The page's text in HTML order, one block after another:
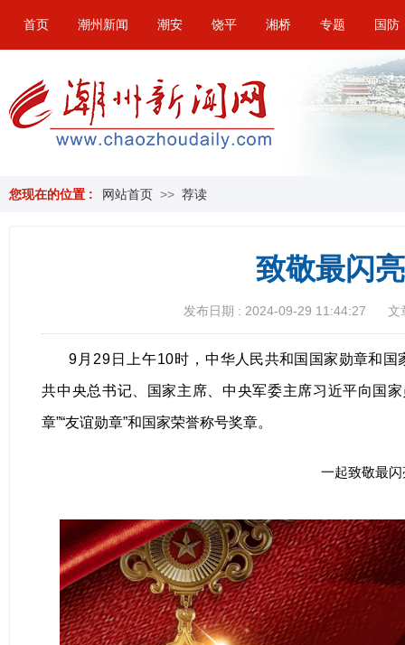
首页 潮州新闻 潮安 饶平 湘桥 专题 国防
您现在的位置 : 网站首页 >> 荐读
致敬最闪
发布日期 : 2024-09-29 11:44:27 文
9月29日上午10时，中华人民共和国国家勋章和国
共中央总书记、国家主席、中央军委主席习近平向国
章”“友谊勋章”和国家荣誉称号奖章。
一起致敬最